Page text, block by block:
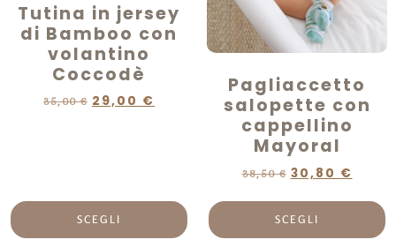
Tutina in jersey
di Bamboo con
volantino
Coccodè
35,00€ 29,00 €
SCEGLI
Pagliaccetto
salopette con
cappellino
Mayoral
38,50€ 30,80 €
SCEGLI